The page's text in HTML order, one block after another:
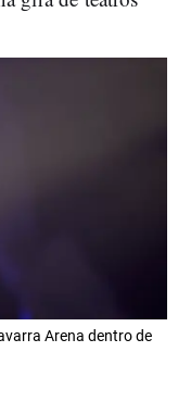
Arena dentro de